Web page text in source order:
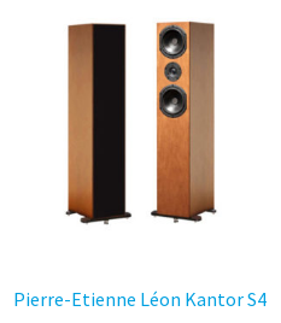
Pierre-Etienne Léon Kantor S4